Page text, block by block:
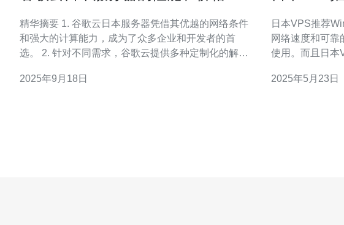
精华摘要 1. 谷歌云日本服务器凭借其优越的网络条件
和强大的计算能力，成为了众多企业和开发者的首
选。 2. 针对不同需求，谷歌云提供多种定制化的解决
析谷歌云在日本市场的表现，
2025年9月18日
日本VPS推荐Window操作
网络速度和可靠
使用。而且日本
统之一，用户界
2025年5月23日